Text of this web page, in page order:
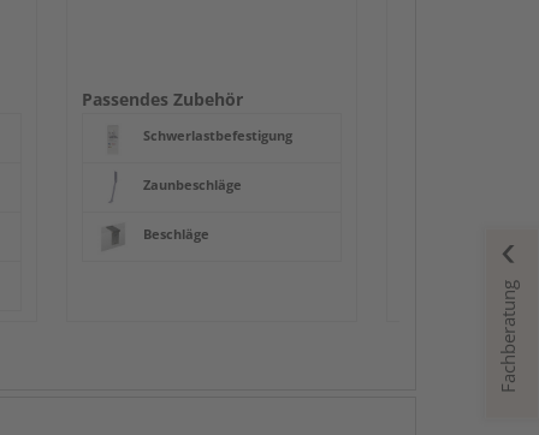
Passendes Zubehör
Schwerlastbefestigung
Zaunbeschläge
Beschläge
Fachberatung